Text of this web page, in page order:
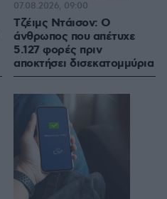
Τζέιμς Ντάισον: Ο
άνθρωπος που απέτυχε
5.127 φορές πριν
αποκτήσει δισεκατομμύρια
07.08.2026, 09:00